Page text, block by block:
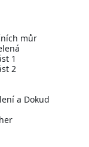
můr
1
2
a Dokud